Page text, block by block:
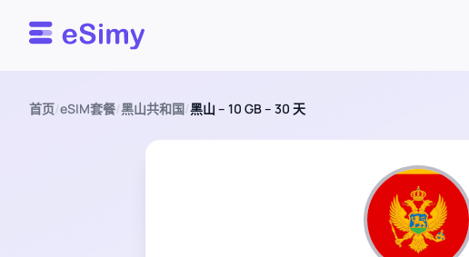
Esimy
首页/eSIM套餐/黑山共和国/黑山 – 10 GB – 30 天